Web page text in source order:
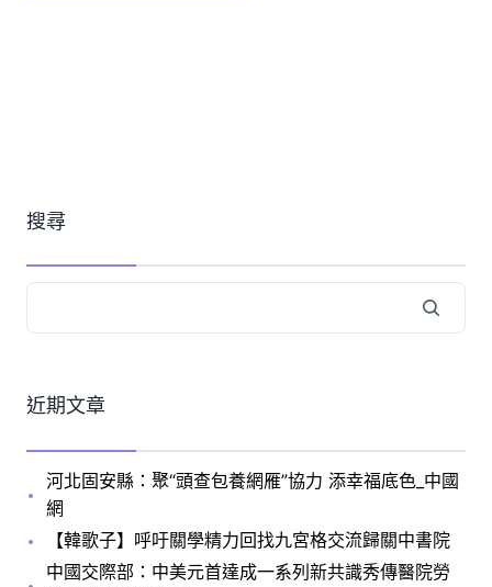
搜尋
近期文章
河北固安縣：聚“頭查包養網雁”協力 添幸福底色_中國
網
【韓歌子】呼吁關學精力回找九宮格交流歸關中書院
中國交際部：中美元首達成一系列新共識秀傳醫院勞